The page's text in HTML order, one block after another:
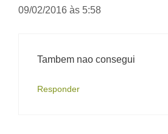
09/02/2016 às 5:58
Tambem nao consegui
Responder